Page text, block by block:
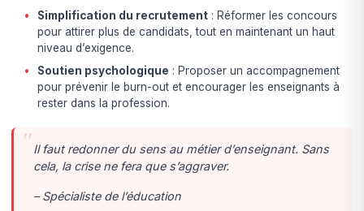
Simplification du recrutement : Réformer les concours
pour attirer plus de candidats, tout en maintenant un haut
niveau d’exigence.
Soutien psychologique : Proposer un accompagnement
pour prévenir le burn-out et encourager les enseignants à
rester dans la profession.
Il faut redonner du sens au métier d’enseignant. Sans
cela, la crise ne fera que s’aggraver.
– Spécialiste de l’éducation